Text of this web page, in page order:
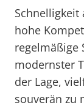
Schnelligkeit
hohe
regelmäßige
modernster
der Lage,
souverän zu